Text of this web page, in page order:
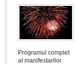
Programul complet
al manifestarilor